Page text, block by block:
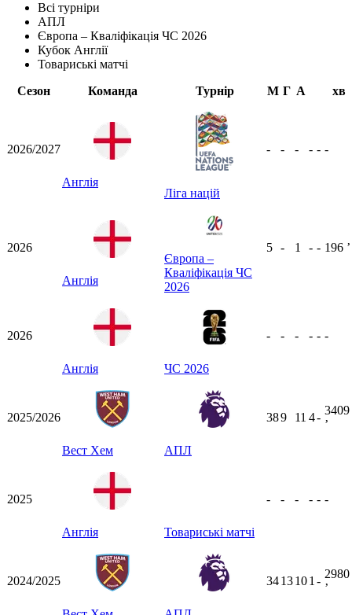
Всі турніри
АПЛ
Європа – Кваліфікація ЧС 2026
Кубок Англії
Товариські матчі
Сезон
Команда Турнір М Г А хв
2026/2027
Англія
Ліга націй
- - - - - -
2026
Англія
Європа –
Кваліфікація ЧС
2026
5 - 1 - - 196 ʼ
2026
Англія ЧС 2026
- - - - - -
2025/2026
Вест Хем АПЛ
389 11 4-
3409
ʼ
2025
Англія Товариські матчі
- - - - - -
2024/2025 3413101 -
2980
ʼ